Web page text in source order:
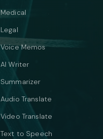
Medical
Legal
Voice Memos
AI Writer
Summarizer
Audio Translate
Video Translate
Text to Speech